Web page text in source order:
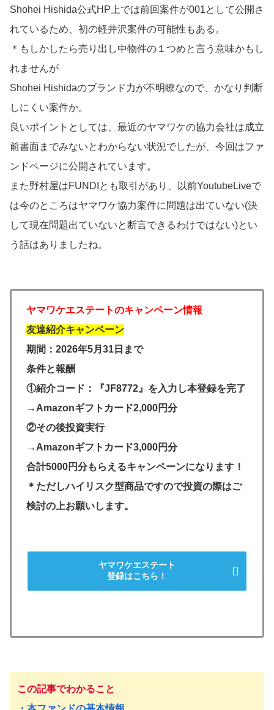
Shohei Hishida公式HP上では前回案件が001として公開さ
れているため、初の軽井沢案件の可能性もある。
＊もしかしたら売り出し中物件の１つめと言う意味かもし
れませんが
Shohei Hishidaのブランド力が不明瞭なので、かなり判断
しにくい案件か。
良いポイントとしては、最近のヤマワケの協力会社は成立
前書面までみないとわからない状況でしたが、今回はファ
ンドページに公開されています。
また野村屋はFUNDIとも取引があり、以前YoutubeLiveで
は今のところはヤマワケ協力案件に問題は出ていない(決
して現在問題出ていないと断言できるわけではない)とい
う話はありましたね。
ヤマワケエステートのキャンペーン情報
友達紹介キャンペーン
期間：2026年5月31日まで
条件と報酬
①紹介コード：『JF8772』を入力し本登録を完了
→Amazonギフトカード2,000円分
②その後投資実行
→Amazonギフトカード3,000円分
合計5000円分もらえるキャンペーンになります！
＊ただしハイリスク型商品ですので投資の際はご
検討の上お願いします。
ヤマワケエステート
登録はこちら！
この記事でわかること